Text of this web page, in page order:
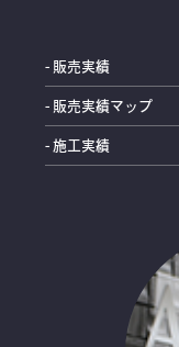
- 販売実績
- 販売実績マップ
- 施工実績